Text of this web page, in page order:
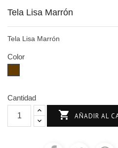
Tela Lisa Marrón
Tela Lisa Marrón
Color
Cantidad
 AÑADIR AL